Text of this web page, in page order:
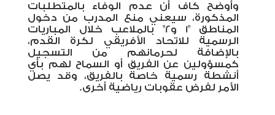
وأوضح كاف أن عدم الوفاء بالمتطلبات
المذكورة، سيعني منع المدرب من دخول
المناطق "1 و2" بالملاعب خلال المباريات
الرسمية للاتحاد الأفريقي لكرة القدم،
بالإضافة لحرمانهم من التسجيل
كمسؤولين عن الفريق أو السماح لهم بأي
أنشطة رسمية خاصة بالفريق، وقد يصل
الأمر لفرض عقوبات رياضية أخرى.